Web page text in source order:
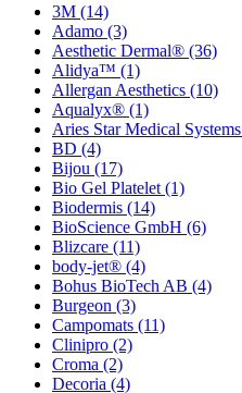
3M (14)
Adamo (3)
Aesthetic Dermal® (36)
Alidya™ (1)
Allergan Aesthetics (10)
Aqualyx® (1)
Aries Star Medical Systems
BD (4)
Bijou (17)
Bio Gel Platelet (1)
Biodermis (14)
BioScience GmbH (6)
Blizcare (11)
body-jet® (4)
Bohus BioTech AB (4)
Burgeon (3)
Campomats (11)
Clinipro (2)
Croma (2)
Decoria (4)